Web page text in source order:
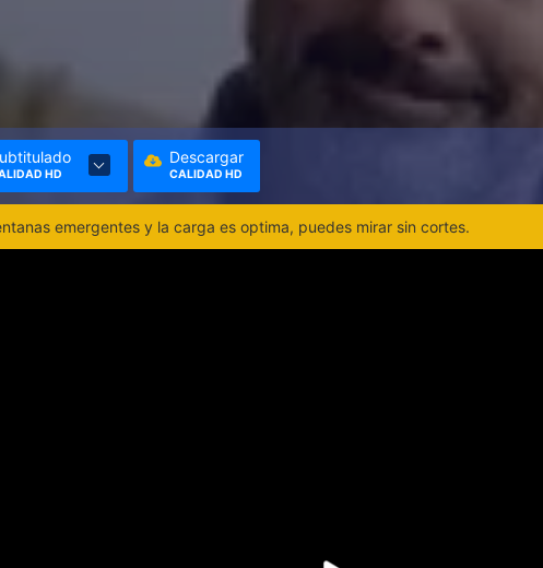
HD
Descargar
CALIDAD HD
emergentes y la carga es optima, puedes mirar sin cortes.